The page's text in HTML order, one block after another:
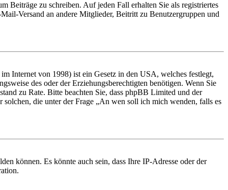
Beiträge zu schreiben. Auf jeden Fall erhalten Sie als registriertes
Versand an andere Mitglieder, Beitritt zu Benutzergruppen und
Internet von 1998) ist ein Gesetz in den USA, welches festlegt,
des oder der Erziehungsberechtigten benötigen. Wenn Sie
zu Rate. Bitte beachten Sie, dass phpBB Limited und der
die unter der Frage „An wen soll ich mich wenden, falls es
können. Es könnte auch sein, dass Ihre IP-Adresse oder der